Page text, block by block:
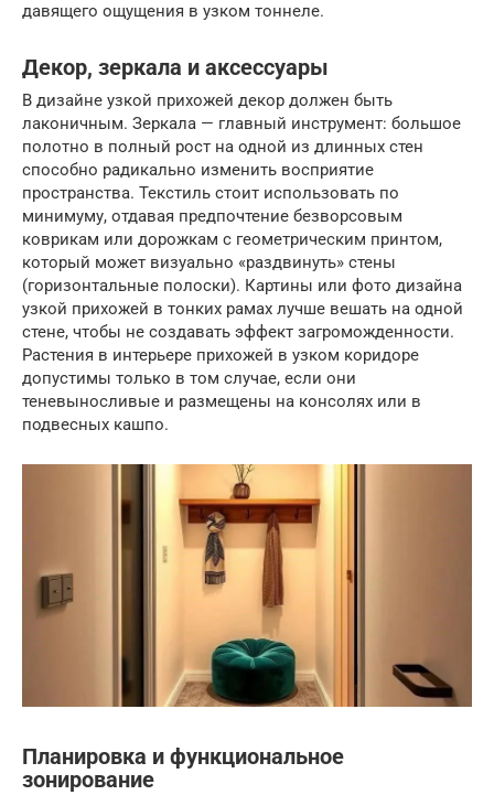
давящего ощущения в узком тоннеле.
Декор, зеркала и аксессуары
В дизайне узкой прихожей декор должен быть
лаконичным. Зеркала — главный инструмент: большое
полотно в полный рост на одной из длинных стен
способно радикально изменить восприятие
пространства. Текстиль стоит использовать по
минимуму, отдавая предпочтение безворсовым
коврикам или дорожкам с геометрическим принтом,
который может визуально «раздвинуть» стены
(горизонтальные полоски). Картины или фото дизайна
узкой прихожей в тонких рамах лучше вешать на одной
стене, чтобы не создавать эффект загроможденности.
Растения в интерьере прихожей в узком коридоре
допустимы только в том случае, если они
теневыносливые и размещены на консолях или в
подвесных кашпо.
Планировка и функциональное
зонирование